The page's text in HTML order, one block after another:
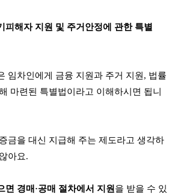
피해자 지원 및 주거안정에 관한 특별
임차인에게 금융 지원과 주거 지원, 법률
마련된 특별법이라고 이해하시면 됩니
금을 대신 지급해 주는 제도라고 생각하
아요.
면 경매·공매 절차에서 지원 을 받을 수 있